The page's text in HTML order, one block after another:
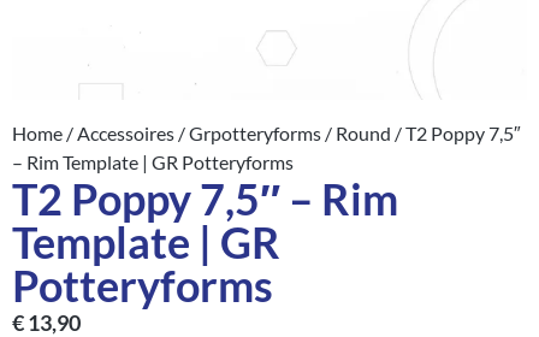
Home /Accessoires /Grpotteryforms / Round / T2 Poppy 7,5″
– Rim Template | GR Potteryforms
T2 Poppy 7,5″ – Rim
Template | GR
Potteryforms
€13,90